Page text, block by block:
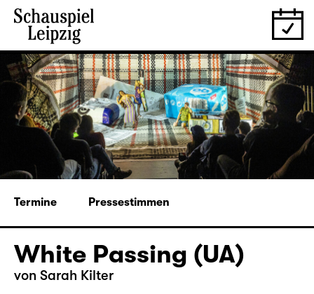
Termine Pressestimmen
White Passing (UA)
von Sarah Kilter